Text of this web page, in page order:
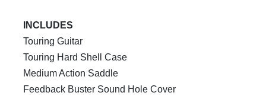
INCLUDES
Touring Guitar
Touring Hard Shell Case
Medium Action Saddle
Feedback Buster Sound Hole Cover